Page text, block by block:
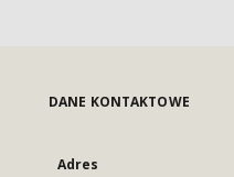
DANE KONTAKTOWE
Adres